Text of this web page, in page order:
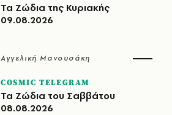
Τα Ζώδια της Κυριακής
09.08.2026
Αγγελική Μανουσάκη
COSMIC TELEGRAM
Τα Ζώδια του Σαββάτου
08.08.2026